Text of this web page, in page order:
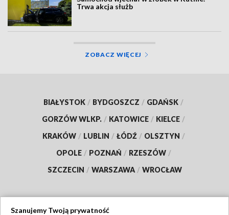
Trwa akcja służb
ZOBACZ WIĘCEJ
BIAŁYSTOK / BYDGOSZCZ / GDAŃSK /
GORZÓW WLKP. / KATOWICE / KIELCE /
KRAKÓW / LUBLIN / ŁÓDŹ / OLSZTYN /
OPOLE / POZNAŃ / RZESZÓW /
SZCZECIN / WARSZAWA / WROCŁAW
Szanujemy Twoją prywatność